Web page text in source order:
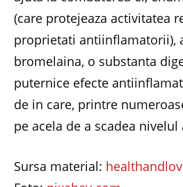
(care protejeaza activitatea
proprietati antiinflamatorii),
bromelaina, o substanta
puternice efecte
de in care, printre
pe acela de a scadea
Sursa material: